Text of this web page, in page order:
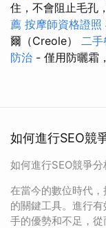
住，不會阻止毛孔
薦 按摩師資格證照
爾（Creole） 二手
防治 - 僅用防曬霜
如何進行SEO競
如何進行SEO競爭
在當今的數位時代
的關鍵工具。進行
手的優勢和不足，